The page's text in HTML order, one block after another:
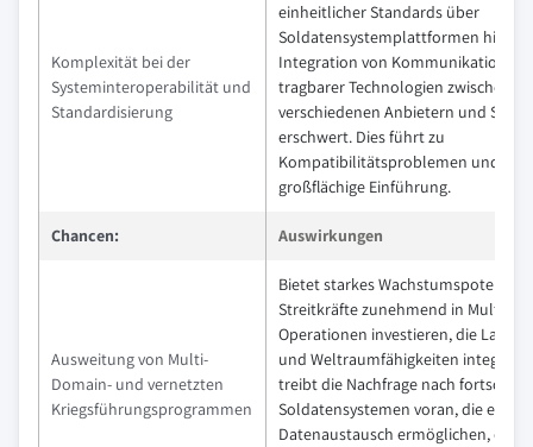
Komplexität bei der
Systeminteroperabilität und
Standardisierung
einheitlicher Standards über
Soldatensystemplattformen
Integration von Kommunikation,
tragbarer Technologien zwischen
verschiedenen Anbietern und
erschwert. Dies führt zu
Kompatibilitätsproblemen und
großflächige Einführung.
Chancen: Auswirkungen
Ausweitung von Multi-
Domain- und vernetzten
Kriegsführungsprogrammen
Bietet starkes
Streitkräfte zunehmend in Multi-
Operationen investieren, die Land-,
und Weltraumfähigkeiten
treibt die Nachfrage nach
Soldatensystemen voran, die
Datenaustausch ermöglichen, die